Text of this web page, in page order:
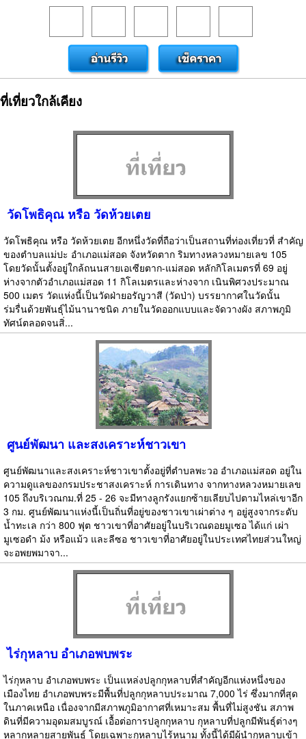
ที่เที่ยวใกล้เคียง
วัดโพธิคุณ หรือ วัดห้วยเตย
วัดโพธิคุณ หรือ วัดห้วยเตย อีกหนึ่งวัดที่ถือว่าเป็นสถานที่ท่องเที่ยวที่ สำคัญ
ของตำบลแม่ปะ อำเภอแม่สอด จังหวัดตาก ริมทางหลวงหมายเลข 105
โดยวัดนั้นตั้งอยู่ใกล้ถนนสายเอเซียตาก-แม่สอด หลักกิโลเมตรที่ 69 อยู่
ห่างจากตัวอำเภอแม่สอด 11 กิโลเมตรและห่างจาก เนินพิศวงประมาณ
500 เมตร วัดแห่งนี้เป็นวัดฝ่ายอรัญวาสี (วัดป่า) บรรยากาศในวัดนั้น
ร่มรื่นด้วยพันธุ์ไม้นานาชนิด ภายในวัดออกแบบและจัดวางผัง สภาพภูมิ
ทัศน์ตลอดจนสิ่...
ศูนย์พัฒนา และสงเคราะห์ชาวเขา
ศูนย์พัฒนาและสงเคราะห์ชาวเขาตั้งอยู่ที่ตำบลพะวอ อำเภอแม่สอด อยู่ใน
ความดูแลของกรมประชาสงเคราะห์ การเดินทาง จากทางหลวงหมายเลข
105 ถึงบริเวณกม.ที่ 25 - 26 จะมีทางลูกรังแยกซ้ายเลียบไปตามไหล่เขาอีก
3 กม. ศูนย์พัฒนาแห่งนี้เป็นถิ่นที่อยู่ของชาวเขาเผ่าต่าง ๆ อยู่สูงจากระดับ
น้ำทะเล กว่า 800 ฟุต ชาวเขาที่อาศัยอยู่ในบริเวณดอยมูเซอ ได้แก่ เผ่า
มูเซอดำ ม้ง หรือแม้ว และลีซอ ชาวเขาที่อาศัยอยู่ในประเทศไทยส่วนใหญ่
จะอพยพมาจา...
ไร่กุหลาบ อำเภอพบพระ
ไร่กุหลาบ อำเภอพบพระ เป็นแหล่งปลูกกุหลาบที่สำคัญอีกแห่งหนึ่งของ
เมืองไทย อำเภอพบพระมีพื้นที่ปลูกกุหลาบประมาณ 7,000 ไร่ ซึ่งมากที่สุด
ในภาคเหนือ เนื่องจากมีสภาพภูมิอากาศที่เหมาะสม พื้นที่ไม่สูงชัน สภาพ
ดินที่มีความอุดมสมบูรณ์ เอื้อต่อการปลูกกุหลาบ กุหลาบที่ปลูกมีพันธุ์ต่างๆ
หลากหลายสายพันธุ์ โดยเฉพาะกุหลาบไร้หนาม ทั้งนี้ได้มีผู้นำกุหลาบเข้า